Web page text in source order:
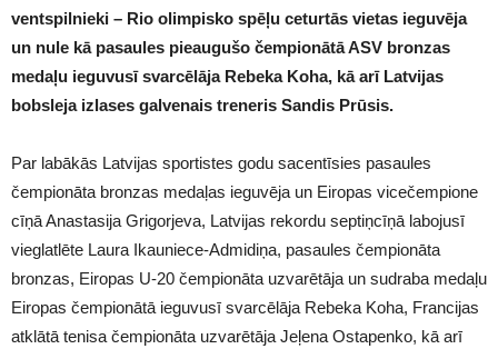
ventspilnieki – Rio olimpisko spēļu ceturtās vietas ieguvēja
un nule kā pasaules pieaugušo čempionātā ASV bronzas
medaļu ieguvusī svarcēlāja Rebeka Koha, kā arī Latvijas
bobsleja izlases galvenais treneris Sandis Prūsis.
Par labākās Latvijas sportistes godu sacentīsies pasaules
čempionāta bronzas medaļas ieguvēja un Eiropas vicečempione
cīņā Anastasija Grigorjeva, Latvijas rekordu septiņcīņā labojusī
vieglatlēte Laura Ikauniece-Admidiņa, pasaules čempionāta
bronzas, Eiropas U-20 čempionāta uzvarētāja un sudraba medaļu
Eiropas čempionātā ieguvusī svarcēlāja Rebeka Koha, Francijas
atklātā tenisa čempionāta uzvarētāja Jeļena Ostapenko, kā arī